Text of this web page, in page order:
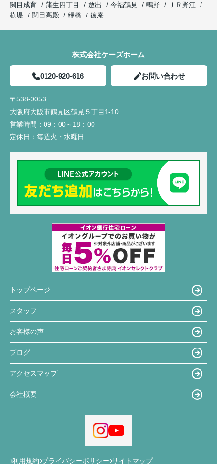
関目成育
蒲生四丁目 放出 今福鶴見 鴫野
ＪＲ野江
横堤
関目高殿 緑橋 徳庵
株式会社ケーズホーム
0120-920-616 お問い合わせ
〒538-0053
大阪府大阪市鶴見区鶴見５丁目1-10
営業時間： 09：00～18：00
定休日： 毎週火・水曜日
トップページ
スタッフ
お客様の声
ブログ
アクセスマップ
会社概要
利用規約 プライバシーポリシー サイトマップ